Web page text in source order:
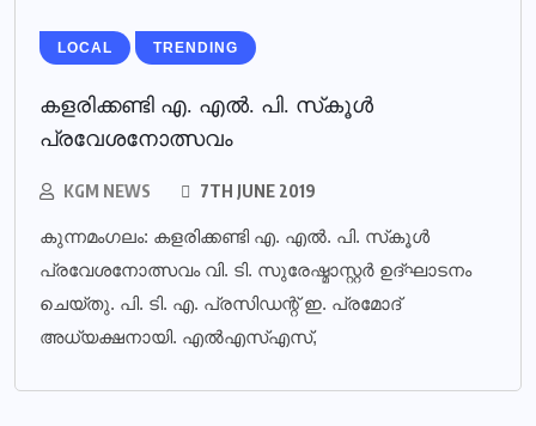
LOCAL TRENDING
കളരിക്കണ്ടി എ. എല്‍. പി. സ്‌കൂള്‍
പ്രവേശനോത്സവം
KGM NEWS 7TH JUNE 2019
കുന്നമംഗലം: കളരിക്കണ്ടി എ. എല്‍. പി. സ്‌കൂള്‍
പ്രവേശനോത്സവം വി. ടി. സുരേഷ്മാസ്റ്റര്‍ ഉദ്ഘാടനം
ചെയ്തു. പി. ടി. എ. പ്രസിഡന്റ് ഇ. പ്രമോദ്
അധ്യക്ഷനായി. എല്‍എസ്എസ്,